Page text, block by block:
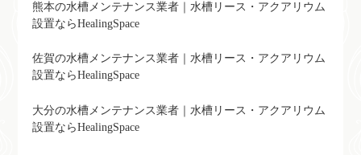
熊本の水槽メンテナンス業者｜水槽リース・アクアリウム
設置ならHealingSpace
佐賀の水槽メンテナンス業者｜水槽リース・アクアリウム
設置ならHealingSpace
大分の水槽メンテナンス業者｜水槽リース・アクアリウム
設置ならHealingSpace